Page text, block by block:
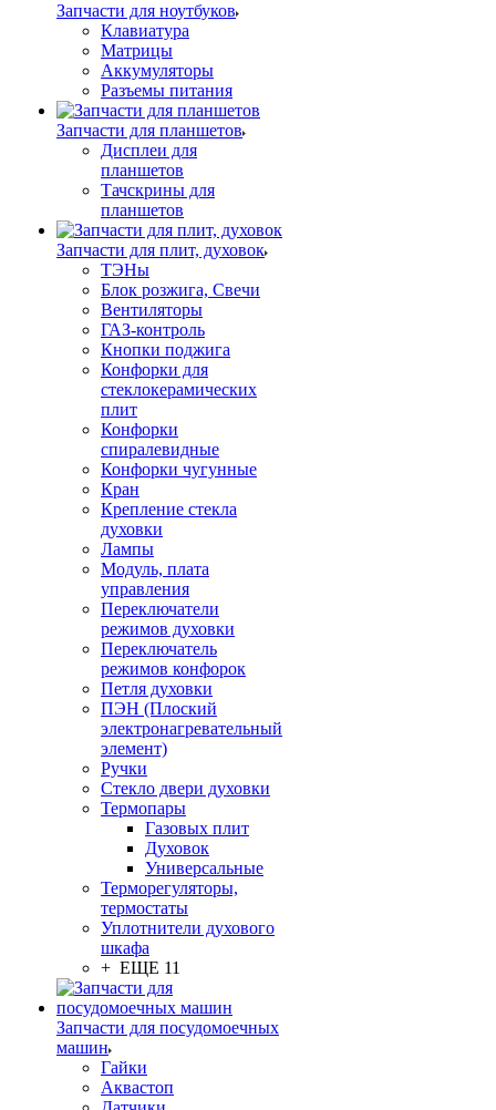
Запчасти для ноутбуков
Клавиатура
Матрицы
Аккумуляторы
Разъемы питания
Запчасти для планшетов
Дисплеи для
планшетов
Тачскрины для
планшетов
Запчасти для плит, духовок
ТЭНы
Блок розжига, Свечи
Вентиляторы
ГАЗ-контроль
Кнопки поджига
Конфорки для
стеклокерамических
плит
Конфорки
спиралевидные
Конфорки чугунные
Кран
Крепление стекла
духовки
Лампы
Модуль, плата
управления
Переключатели
режимов духовки
Переключатель
режимов конфорок
Петля духовки
ПЭН (Плоский
электронагревательный
элемент)
Ручки
Стекло двери духовки
Термопары
Газовых плит
Духовок
Универсальные
Терморегуляторы,
термостаты
Уплотнители духового
шкафа
+ ЕЩЕ 11
Запчасти для посудомоечных
машин
Гайки
Аквастоп